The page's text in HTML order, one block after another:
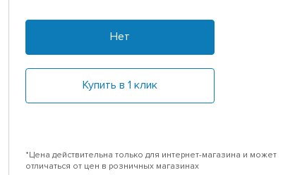
Нет
Купить в 1 клик
*Цена действительна только для интернет-магазина и может
отличаться от цен в розничных магазинах